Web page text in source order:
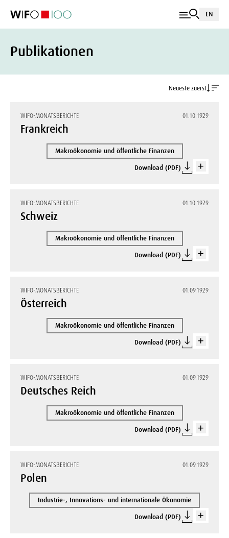
EN
Publikationen
Neueste zuerst
WIFO-MONATSBERICHTE 01.10.1929
Frankreich
Makroökonomie und öffentliche Finanzen
Download (PDF)
WIFO-MONATSBERICHTE 01.10.1929
Schweiz
Makroökonomie und öffentliche Finanzen
Download (PDF)
WIFO-MONATSBERICHTE 01.09.1929
Österreich
Makroökonomie und öffentliche Finanzen
Download (PDF)
WIFO-MONATSBERICHTE 01.09.1929
Deutsches Reich
Makroökonomie und öffentliche Finanzen
Download (PDF)
WIFO-MONATSBERICHTE 01.09.1929
Polen
Industrie-, Innovations- und internationale Ökonomie
Download (PDF)